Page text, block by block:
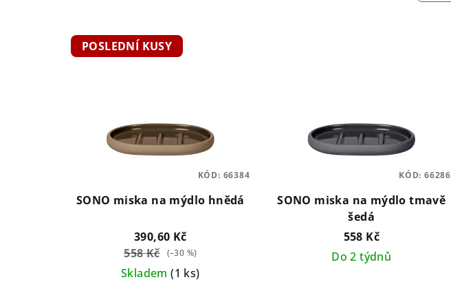
í
p
k
V
ý
r
POSLEDNÍ KUSY
SONO miska na mýdlo hnědá
390,60 Kč
558 Kč
(–30 %)
Skladem(1 ks)
KÓD: 66384
SONO miska na mýdlo tmavě
šedá
558 Kč
Do 2 týdnů
KÓD: 66286